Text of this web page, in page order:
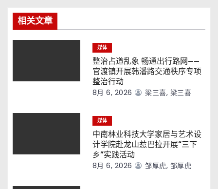
航
相关文章
媒体
整治占道乱象 畅通出行路网——
官渡镇开展韩潘路交通秩序专项
整治行动
8月 6, 2026 梁三喜, 梁三喜
媒体
中南林业科技大学家居与艺术设
计学院赴龙山惹巴拉开展“三下
乡”实践活动
8月 6, 2026 邹厚虎, 邹厚虎